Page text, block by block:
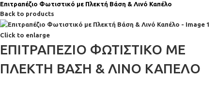
Επιτραπέζιο Φωτιστικό με Πλεκτή Βάση & Λινό Καπέλο
Back to products
Click to enlarge
ΕΠΙΤΡΑΠΈΖΙΟ ΦΩΤΙΣΤΙΚΌ ΜΕ
ΠΛΕΚΤΉ ΒΆΣΗ & ΛΙΝΌ ΚΑΠΈΛΟ